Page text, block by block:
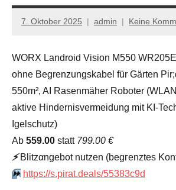
7. Oktober 2025 admin Keine
WORX Landroid Vision M550
ohne Begrenzungskabel für Gärten
550m², AI Rasenmäher Roboter
aktive Hindernisvermeidung mit KI-
Igelschutz)
Аb 559.00 statt 799.00 €
⚡️Blitzαngеbοt nutzеn (bеgгеnztеs
⏩️ https://s.pirat.deals/55383c9d